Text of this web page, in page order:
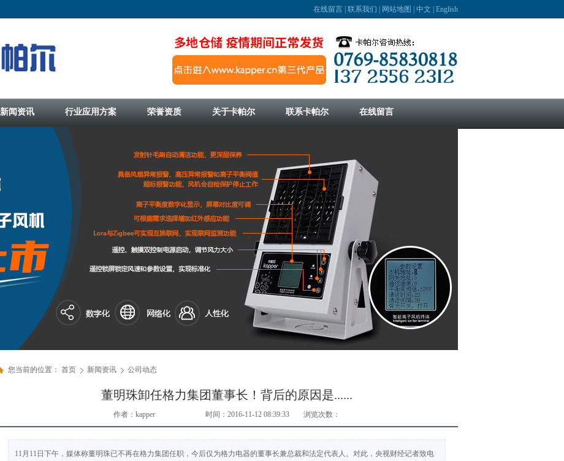
在线留言 联系我们 网站地图 中文 English
新闻资讯 行业应用方案 荣誉资质 关于卡帕尔 联系卡帕尔 在线留言
您当前的位置： 首页 新闻资讯 公司动态
董明珠卸任格力集团董事长！背后的原因是......
作者：kapper 时间：2016-11-12 08:39:33 浏览次数：
11月11日下午，媒体称董明珠已不再在格力集团任职，今后仅为格力电器的董事长兼总裁和法定代表人。对此，央视财经记者致电